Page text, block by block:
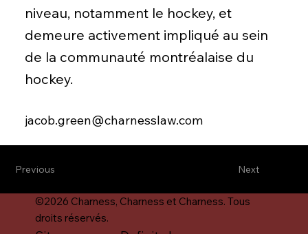
niveau, notamment le hockey, et
demeure activement impliqué au sein
de la communauté montréalaise du
hockey.
jacob.green@charnesslaw.com
Next
Previous
©2026 Charness, Charness et Charness. Tous
droits réservés.